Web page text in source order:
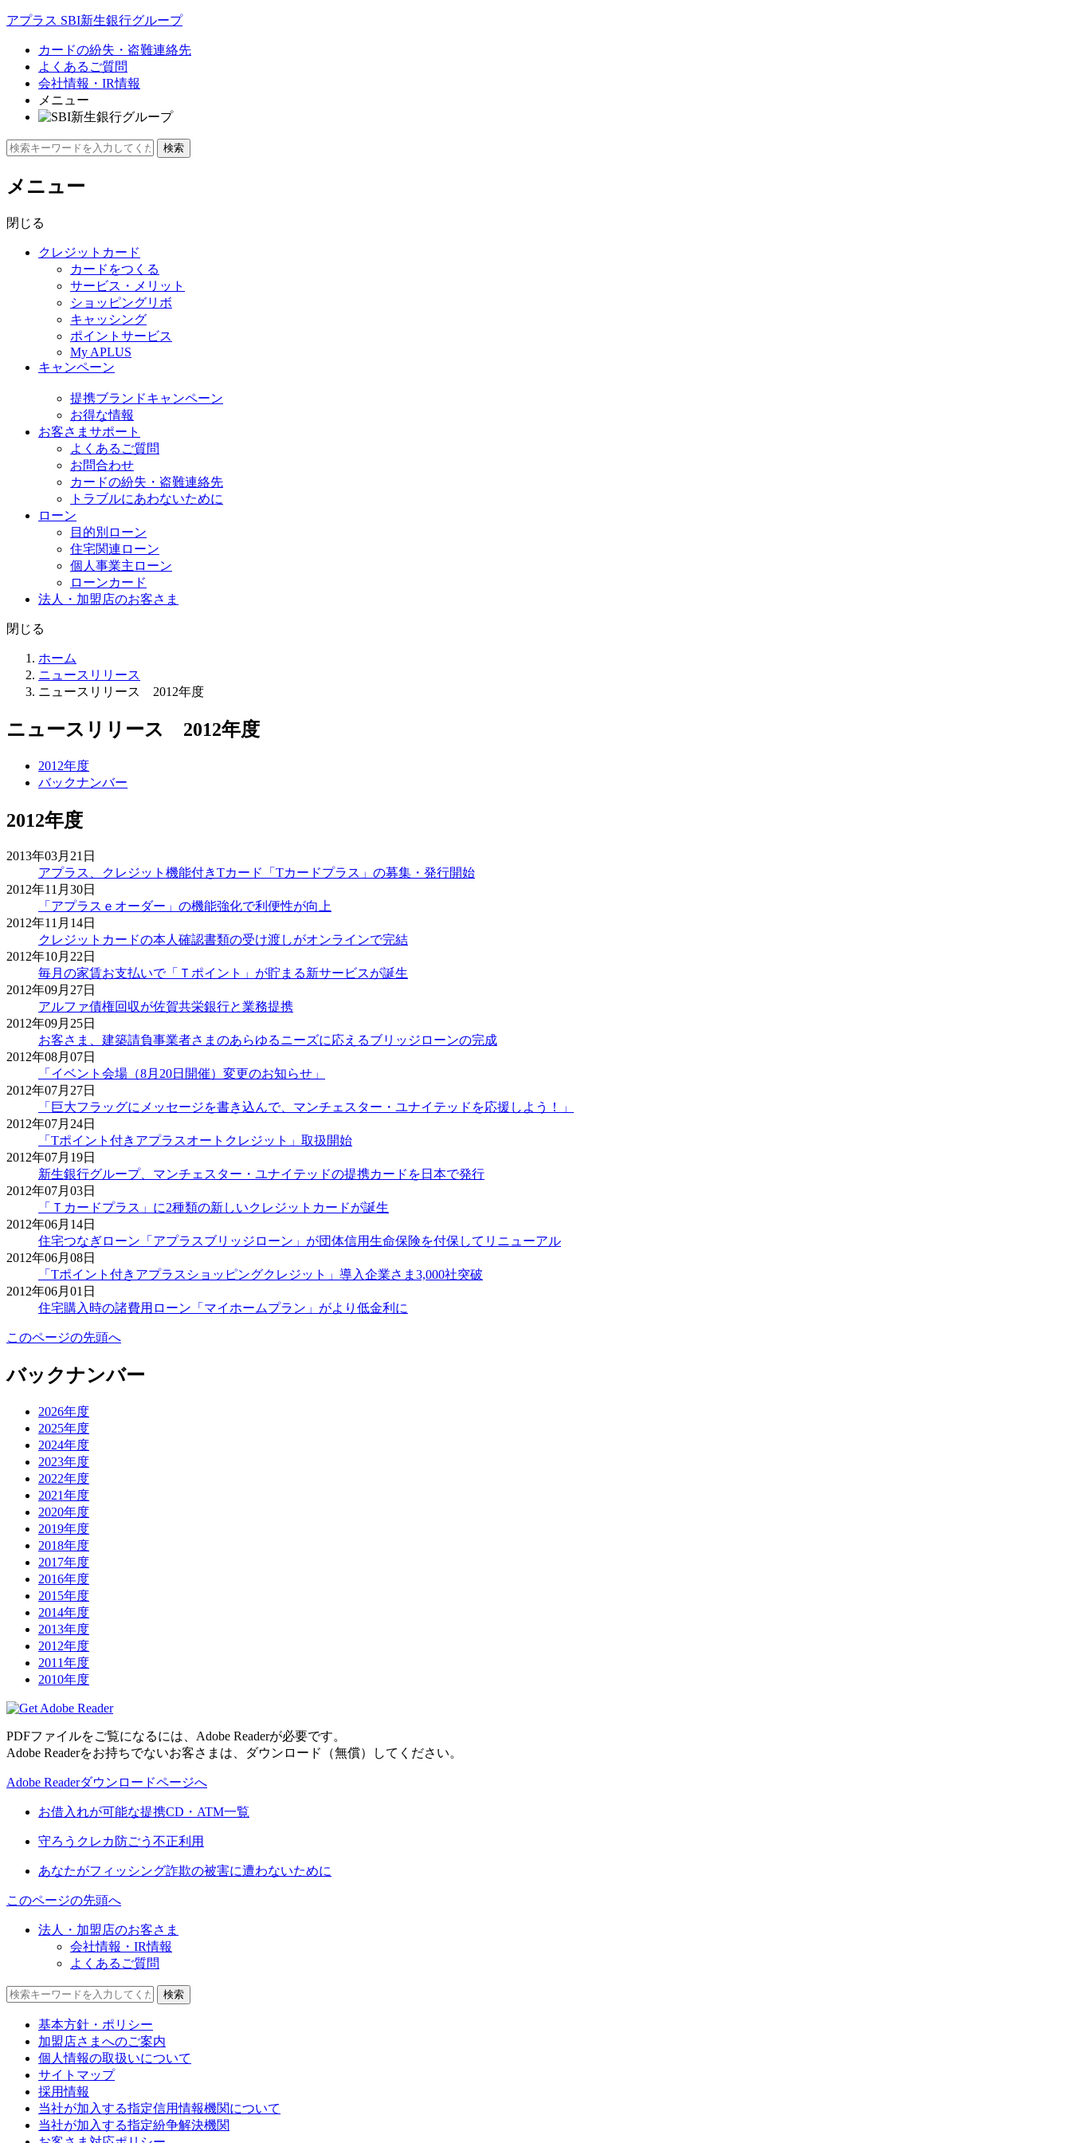
アプラス SBI新生銀行グループ
カードの紛失・盗難連絡先
よくあるご質問
会社情報・IR情報
メニュー
メニュー
閉じる
クレジットカード
カードをつくる
サービス・メリット
ショッピングリボ
キャッシング
ポイントサービス
My APLUS
キャンペーン
提携ブランドキャンペーン
お得な情報
お客さまサポート
よくあるご質問
お問合わせ
カードの紛失・盗難連絡先
トラブルにあわないために
ローン
目的別ローン
住宅関連ローン
個人事業主ローン
ローンカード
法人・加盟店のお客さま
閉じる
ホーム
ニュースリリース
ニュースリリース 2012年度
ニュースリリース 2012年度
2012年度
バックナンバー
2012年度
2013年03月21日
アプラス、クレジット機能付きTカード「Tカードプラス」の募集・発行開始
2012年11月30日
「アプラスｅオーダー」の機能強化で利便性が向上
2012年11月14日
クレジットカードの本人確認書類の受け渡しがオンラインで完結
2012年10月22日
毎月の家賃お支払いで「Ｔポイント」が貯まる新サービスが誕生
2012年09月27日
アルファ債権回収が佐賀共栄銀行と業務提携
2012年09月25日
お客さま、建築請負事業者さまのあらゆるニーズに応えるブリッジローンの完成
2012年08月07日
「イベント会場（8月20日開催）変更のお知らせ」
2012年07月27日
「巨大フラッグにメッセージを書き込んで、マンチェスター・ユナイテッドを応援しよう！」
2012年07月24日
「Tポイント付きアプラスオートクレジット」取扱開始
2012年07月19日
新生銀行グループ、マンチェスター・ユナイテッドの提携カードを日本で発行
2012年07月03日
「Ｔカードプラス」に2種類の新しいクレジットカードが誕生
2012年06月14日
住宅つなぎローン「アプラスブリッジローン」が団体信用生命保険を付保してリニューアル
2012年06月08日
「Tポイント付きアプラスショッピングクレジット」導入企業さま3,000社突破
2012年06月01日
住宅購入時の諸費用ローン「マイホームプラン」がより低金利に
このページの先頭へ
バックナンバー
2026年度
2025年度
2024年度
2023年度
2022年度
2021年度
2020年度
2019年度
2018年度
2017年度
2016年度
2015年度
2014年度
2013年度
2012年度
2011年度
2010年度
PDFファイルをご覧になるには、Adobe Readerが必要です。
Adobe Readerをお持ちでないお客さまは、ダウンロード（無償）してください。
Adobe Readerダウンロードページへ
お借入れが可能な提携CD・ATM一覧
守ろうクレカ防ごう不正利用
あなたがフィッシング詐欺の被害に遭わないために
このページの先頭へ
法人・加盟店のお客さま
会社情報・IR情報
よくあるご質問
基本方針・ポリシー
加盟店さまへのご案内
個人情報の取扱いについて
サイトマップ
採用情報
当社が加入する指定信用情報機関について
当社が加入する指定紛争解決機関